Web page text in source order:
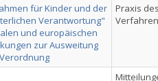
für Kinder und der
Verantwortung"
und europäischen
zur Ausweitung
Praxis